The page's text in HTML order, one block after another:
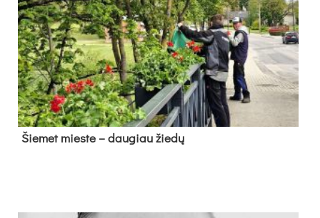
Šie­met mies­te – dau­giau žie­dų